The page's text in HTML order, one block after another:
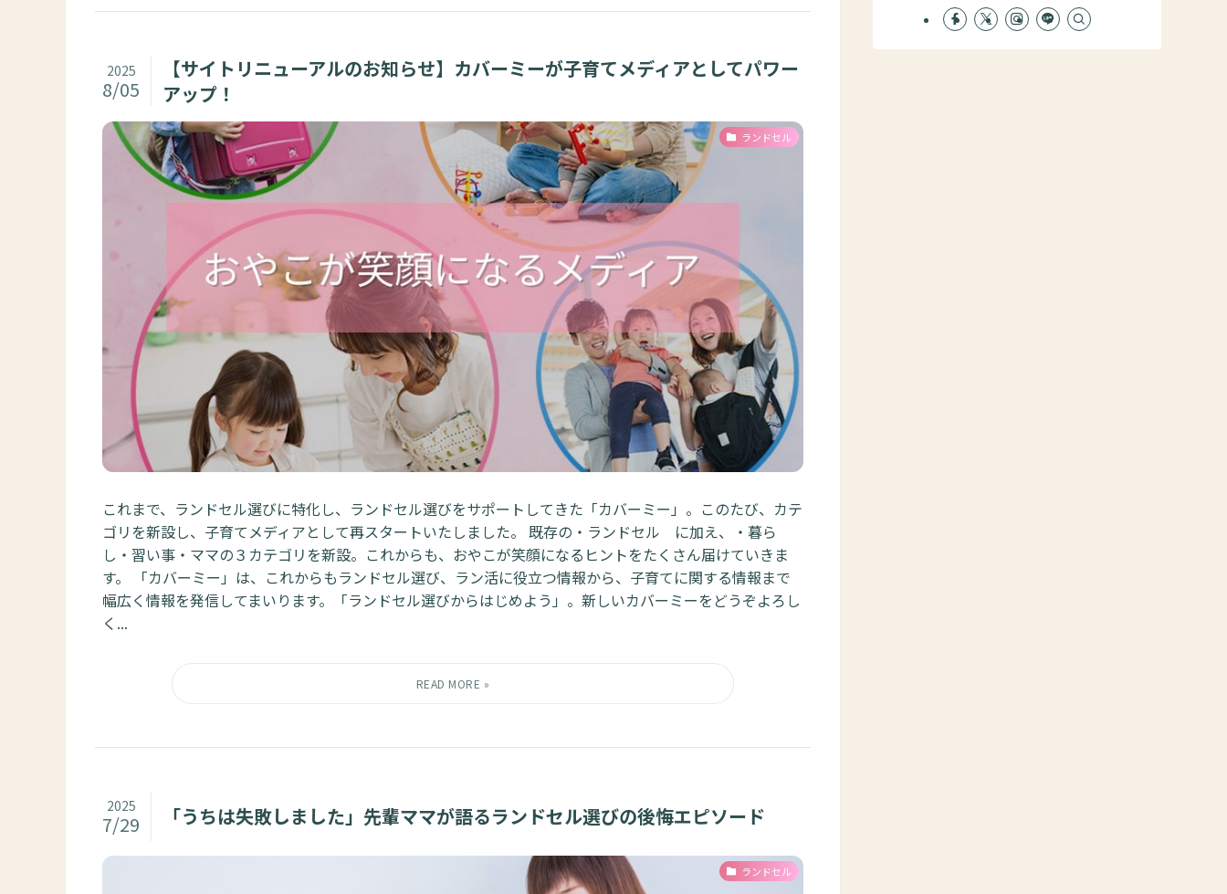
【サイトリニューアルのお知らせ】カバーミーが子育てメディアとしてパワー
アップ！
2025
8/05
ランドセル
これまで、ランドセル選びに特化し、ランドセル選びをサポートしてきた「カバーミー」。このたび、カテ
ゴリを新設し、子育てメディアとして再スタートいたしました。 ⁡既存の・ランドセル に加え、・暮ら
し・習い事・ママの３カテゴリを新設。これからも、おやこが笑顔になるヒントをたくさん届けていきま
す。 「カバーミー」は、これからもランドセル選び、ラン活に役立つ情報から、子育てに関する情報まで
幅広く情報を発信してまいります。「ランドセル選びからはじめよう」。新しいカバーミーをどうぞよろし
く...
「うちは失敗しました」先輩ママが語るランドセル選びの後悔エピソード
2025
7/29
ランドセル